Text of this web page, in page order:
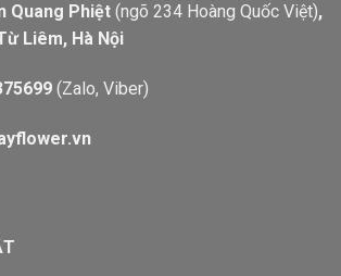
Quang Phiệt (ngõ 234 Hoàng Quốc Việt),
Liêm, Hà Nội
(Zalo, Viber)